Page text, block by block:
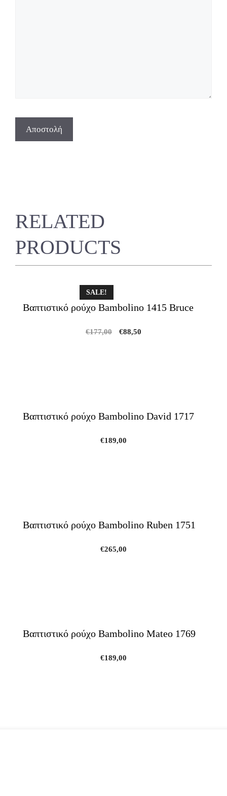
RELATED
PRODUCTS
SALE!
Βαπτιστικό ρούχο Bambolino 1415 Bruce
€177,00
Original
€88,50
Βαπτιστικό ρούχο Bambolino David 1717
€189,00
Βαπτιστικό ρούχο Bambolino Ruben 1751
€265,00
Βαπτιστικό ρούχο Bambolino Mateo 1769
€189,00